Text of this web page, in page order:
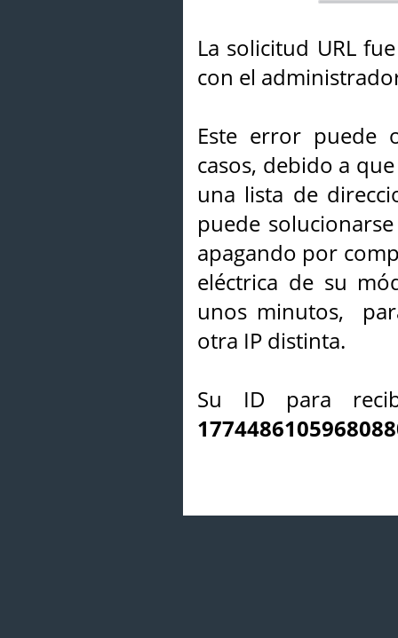
La solicitud URL
con el
Este error puede
casos, debido a
una lista de
puede
apagando por
eléctrica de su
unos minutos,
otra IP distinta.
Su ID para